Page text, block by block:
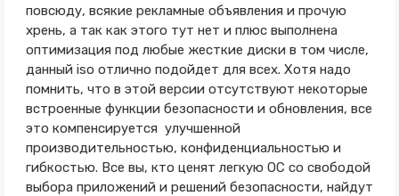
повсюду, всякие рекламные объявления и прочую
хрень, а так как этого тут нет и плюс выполнена
оптимизация под любые жесткие диски в том числе,
данный iso отлично подойдет для всех. Хотя надо
помнить, что в этой версии отсутствуют некоторые
встроенные функции безопасности и обновления, все
это компенсируется улучшенной
производительностью, конфиденциальностью и
гибкостью. Все вы, кто ценят легкую ОС со свободой
выбора приложений и решений безопасности, найдут